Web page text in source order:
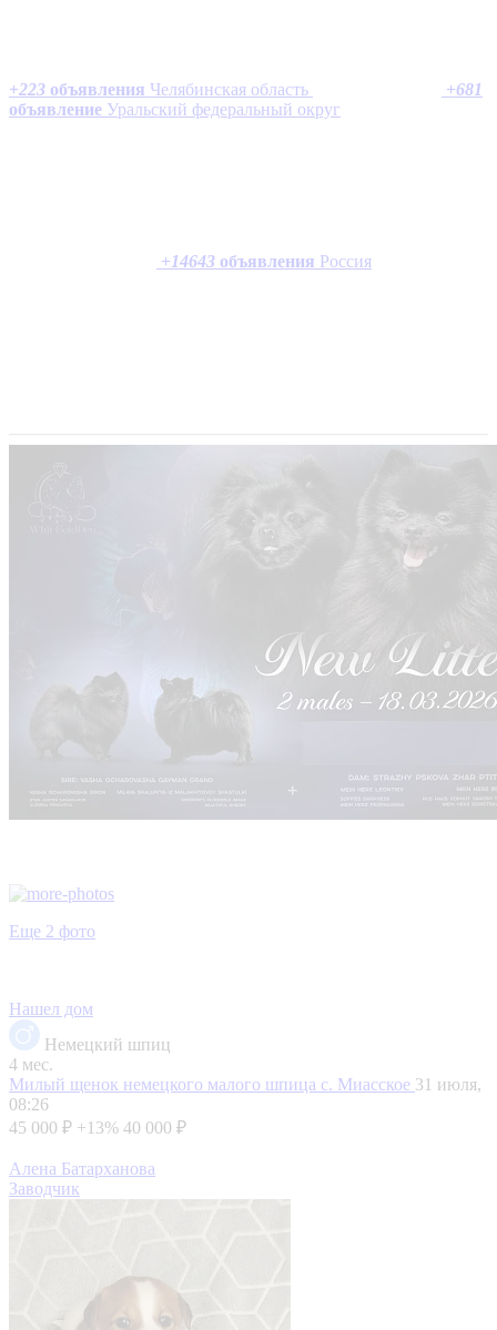
+223 объявления Челябинская область +681
объявление Уральский федеральный округ
+14643 объявления Россия
Еще 2 фото
Нашел дом
Немецкий шпиц
4 мес.
Милый щенок немецкого малого шпица с. Миасское 31 июля,
08:26
45 000 ₽ +13% 40 000 ₽
Алена Батарханова
Заводчик